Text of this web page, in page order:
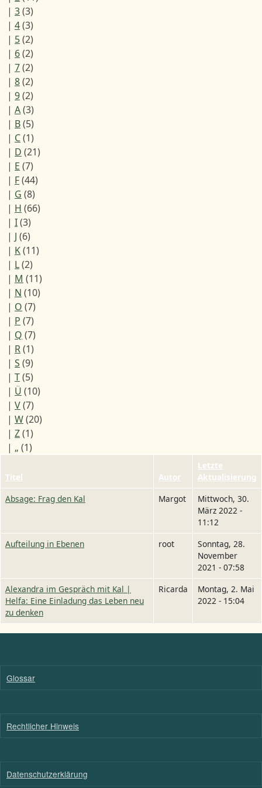
| 3(3)
| 4(3)
| 5(2)
| 6(2)
| 7(2)
| 8(2)
| 9(2)
| A(3)
| B(5)
| C(1)
| D (21)
| E (7)
| F(44)
| G (8)
| H (66)
| I(3)
| J (6)
| K(11)
| L(2)
| M (11)
| N (10)
| O (7)
| P (7)
| Q (7)
| R(1)
| S (9)
| T(5)
| Ü (10)
| V(7)
| W(20)
| Z(1)
| „ (1)
Titel Autor
Letzte
Aktualisierung
Absage: Frag den Kal
Margot
Mittwoch, 30.
März 2022 -
11:12
Aufteilung in Ebenen
root
Sonntag, 28.
November
2021 - 07:58
Alexandra im Gespräch mit Kal |
Helfa: Eine Einladung das Leben neu
zu denken
Ricarda
Montag, 2. Mai
2022 - 15:04
Glossar
Rechtlicher Hinweis
Datenschutzerklärung